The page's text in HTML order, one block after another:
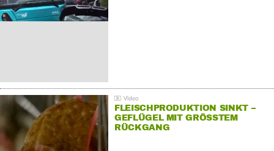
FLEISCHPRODUKTION SINKT –
GEFLÜGEL MIT GRÖSSTEM R
ÜCKGANG